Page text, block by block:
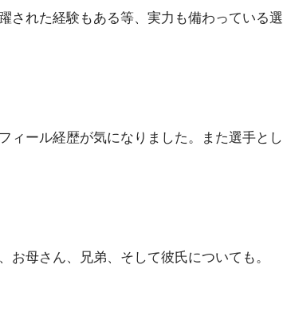
された経験もある等、実力も備わっている選
ィール経歴が気になりました。また選手とし
お母さん、兄弟、そして彼氏についても。